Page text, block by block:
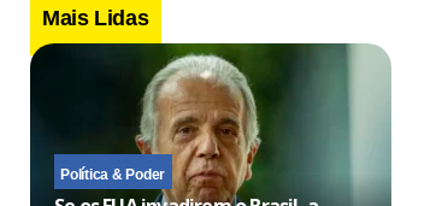
Mais Lidas
Política & Poder